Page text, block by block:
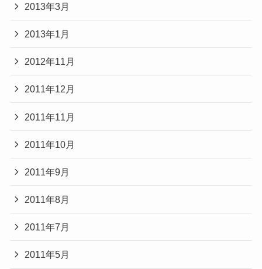
2013年3月
2013年1月
2012年11月
2011年12月
2011年11月
2011年10月
2011年9月
2011年8月
2011年7月
2011年5月